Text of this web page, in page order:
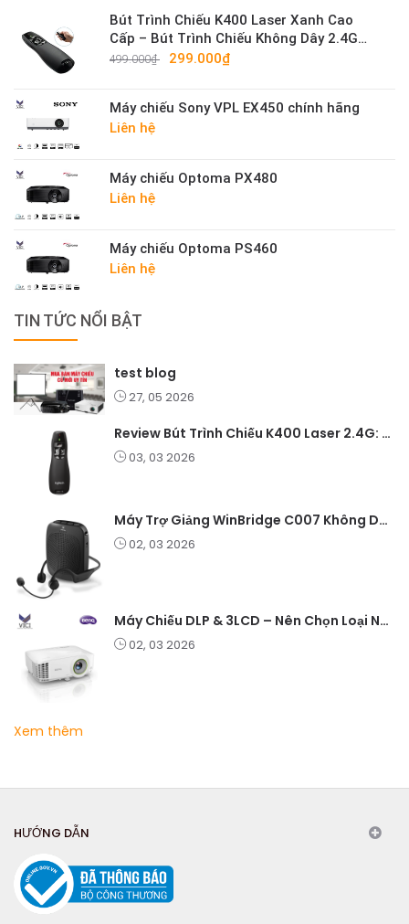
Bút Trình Chiếu K400 Laser Xanh Cao
Cấp – Bút Trình Chiếu Không Dây 2.4G
Sáng Mạnh
499.000₫ 299.000₫
Máy chiếu Sony VPL EX450 chính hãng
Liên hệ
Máy chiếu Optoma PX480
Liên hệ
Máy chiếu Optoma PS460
Liên hệ
TIN TỨC NỔI BẬT
test blog
27, 05 2026
Review Bút Trình Chiếu K400 Laser 2.4G: Nhỏ Gọn, Ổn Định, Lý Tưởng Cho Giáo Viên Và Doanh Nghiệp
03, 03 2026
Máy Trợ Giảng WinBridge C007 Không Dây – Pin Lâu, Âm Thanh Rõ
02, 03 2026
Máy Chiếu DLP & 3LCD – Nên Chọn Loại Nào Cho Văn Phòng & Giải Trí?
02, 03 2026
Xem thêm
HƯỚNG DẪN